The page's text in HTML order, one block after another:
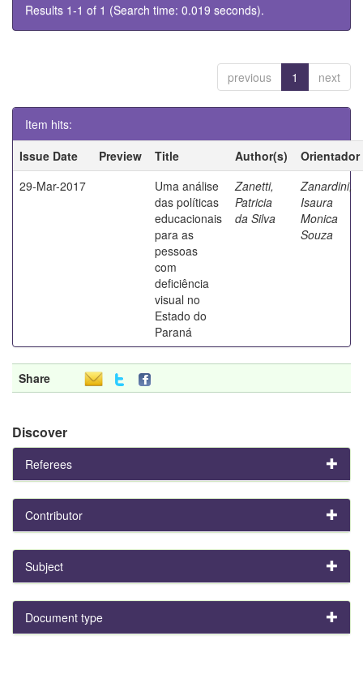
Results 1-1 of 1 (Search time: 0.019 seconds).
previous 1 next
Item hits:
Issue Date
Preview Title Author(s)
Orientador
29-Mar-2017
Uma análise
das políticas
educacionais
para as
pessoas
com
deficiência
visual no
Estado do
Paraná
Zanetti,
Patricia
da Silva
Zanardini,
Isaura
Monica
Souza
Share
Discover
Referees
Contributor
Subject
Document type